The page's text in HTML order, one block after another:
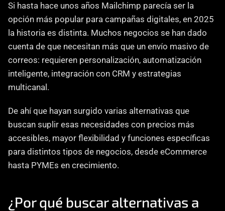
MHA Academy
Events
Experts
Docs
About
Si hasta hace unos años Mailchimp parecía ser la
opción más popular para campañas digitales, en 2025
la historia es distinta. Muchos negocios se han dado
cuenta de que necesitan más que un envío masivo de
correos: requieren personalización, automatización
inteligente, integración con CRM y estrategias
multicanal.
De ahí que hayan surgido varias alternativas que
buscan suplir esas necesidades con precios más
accesibles, mayor flexibilidad y funciones específicas
para distintos tipos de negocios, desde eCommerce
hasta PYMEs en crecimiento.
¿Por qué buscar alternativas a